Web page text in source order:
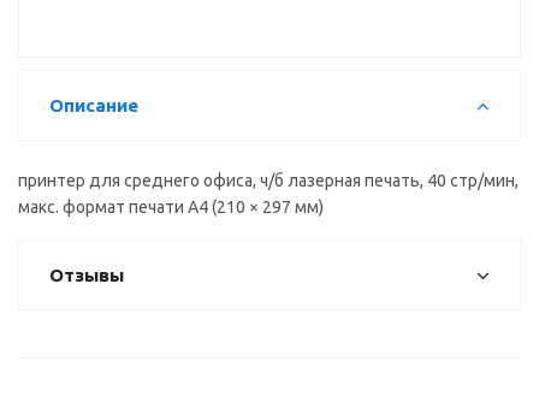
Описание
принтер для среднего офиса, ч/б лазерная печать, 40 стр/мин,
макс. формат печати A4 (210 × 297 мм)
Отзывы